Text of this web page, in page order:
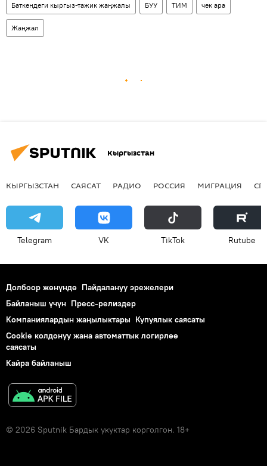
Баткендеги кыргыз-тажик жаңжалы БУУ ТИМ чек ара
Жаңжал
Кыргызстан
КЫРГЫЗСТАН САЯСАТ РАДИО РОССИЯ МИГРАЦИЯ
Telegram VK ТikТоk Rutube
Долбоор жөнүндө Пайдалануу эрежелери
Байланыш үчүн Пресс-релиздер
Компаниялардын жаңылыктары Купуялык саясаты
Cookie колдонуу жана автоматтык логирлөө
саясаты
Кайра байланыш
© 2026 Sputnik Бардык укуктар корголгон. 18+